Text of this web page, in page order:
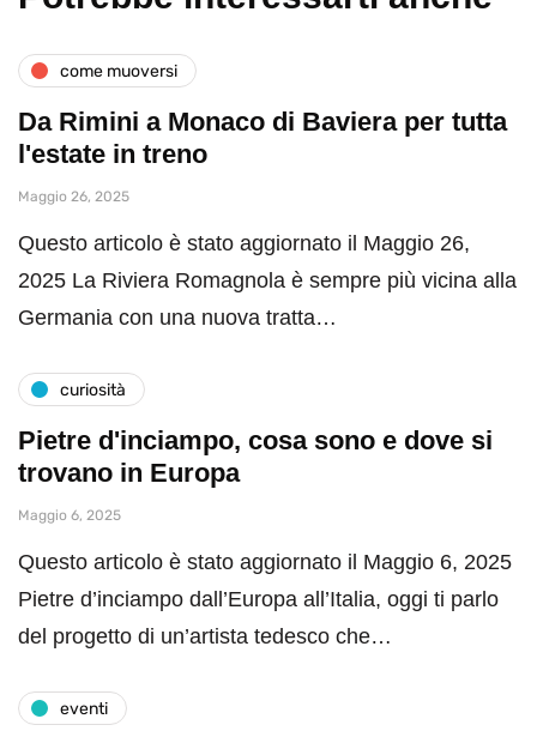
come muoversi
Da Rimini a Monaco di Baviera per tutta
l'estate in treno
Maggio 26, 2025
Questo articolo è stato aggiornato il Maggio 26,
2025 La Riviera Romagnola è sempre più vicina alla
Germania con una nuova tratta…
curiosità
Pietre d'inciampo, cosa sono e dove si
trovano in Europa
Maggio 6, 2025
Questo articolo è stato aggiornato il Maggio 6, 2025
Pietre d’inciampo dall’Europa all’Italia, oggi ti parlo
del progetto di un’artista tedesco che…
eventi